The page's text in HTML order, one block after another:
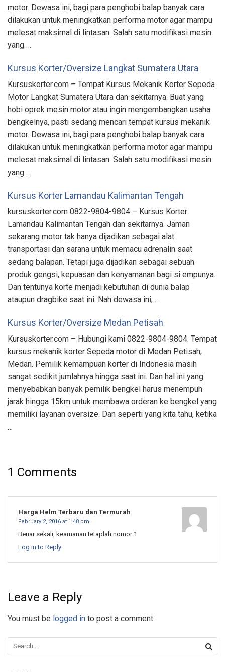
motor. Dewasa ini, bagi para penghobi balap banyak cara
dilakukan untuk meningkatkan performa motor agar mampu
melesat maksimal di lintasan. Salah satu modifikasi mesin
yang …
Kursus Korter/Oversize Langkat Sumatera Utara
Kursuskorter.com – Tempat Kursus Mekanik Korter Sepeda
Motor Langkat Sumatera Utara dan sekitarnya. Buat yang
hobi oprek mesin motor atau ingin mengembangkan usaha
bengkelnya, pasti sedang mencari tempat kursus mekanik
motor. Dewasa ini, bagi para penghobi balap banyak cara
dilakukan untuk meningkatkan performa motor agar mampu
melesat maksimal di lintasan. Salah satu modifikasi mesin
yang …
Kursus Korter Lamandau Kalimantan Tengah
kursuskorter.com 0822-9804-9804 – Kursus Korter
Lamandau Kalimantan Tengah dan sekitarnya. Jaman
sekarang motor tak hanya dijadikan sebagai alat
transportasi dan sarana untuk memacu adrenalin saat
sedang balapan. Tetapi juga dijadikan sebagai sebuah
produk gengsi, kepuasan dan kenyamanan bagi si empunya.
Dan tentunya korte menjadi kebutuhan di dunia balap
ataupun dragbike saat ini. Nah dewasa ini, …
Kursus Korter/Oversize Medan Petisah
Kursuskorter.com – Hubungi kami 0822-9804-9804. Tempat
kursus mekanik korter Sepeda motor di Medan Petisah,
Medan. Pemilik kemampuan korter di Indonesia masih
sangat sedikit jumlahnya hingga saat ini. Dan hal ini yang
menyebabkan banyak pemilik bengkel harus menempuh
jarak hingga 15km untuk membawa orderan ke bengkel yang
memiliki layanan oversize. Dan seperti yang kita tahu, ketika
…
1 Comments
Harga Helm Terbaru dan Termurah
February 2, 2016 at 1:48 pm
Benar sekali, keamanan tetaplah nomor 1
Log in to Reply
Leave a Reply
You must be logged in to post a comment.